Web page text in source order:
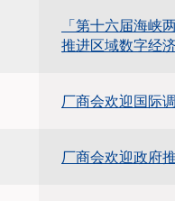
「第十六届海峡
推进区域数字经
厂商会欢迎国际
厂商会欢迎政府